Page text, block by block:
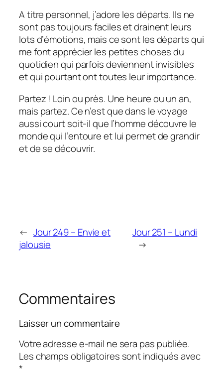
A titre personnel, j’adore les départs. Ils ne
sont pas toujours faciles et drainent leurs
lots d’émotions, mais ce sont les départs qui
me font apprécier les petites choses du
quotidien qui parfois deviennent invisibles
et qui pourtant ont toutes leur importance.
Partez ! Loin ou près. Une heure ou un an,
mais partez. Ce n’est que dans le voyage
aussi court soit-il que l’homme découvre le
monde qui l’entoure et lui permet de grandir
et de se découvrir.
← Jour 249 – Envie et
jalousie
Jour 251 – Lundi
→
Commentaires
Laisser un commentaire
Votre adresse e-mail ne sera pas publiée.
Les champs obligatoires sont indiqués avec
*